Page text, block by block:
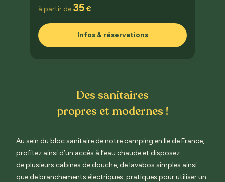
à partir de 35 €
Infos & réservations
Des sanitaires
propres et modernes !
Au sein du bloc sanitaire de notre camping en Ile de France,
profitez ainsi d’un accès à l’eau chaude et disposez
de plusieurs cabines de douche, de lavabos simples ainsi
que de branchements électriques, pratiques pour utiliser un